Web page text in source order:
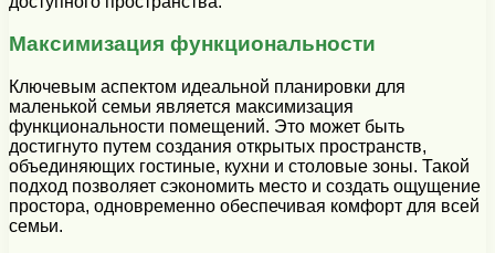
Максимизация функциональности
Ключевым аспектом идеальной планировки для
маленькой семьи является максимизация
функциональности помещений. Это может быть
достигнуто путем создания открытых пространств,
объединяющих гостиные, кухни и столовые зоны. Такой
подход позволяет сэкономить место и создать ощущение
простора, одновременно обеспечивая комфорт для всей
семьи.